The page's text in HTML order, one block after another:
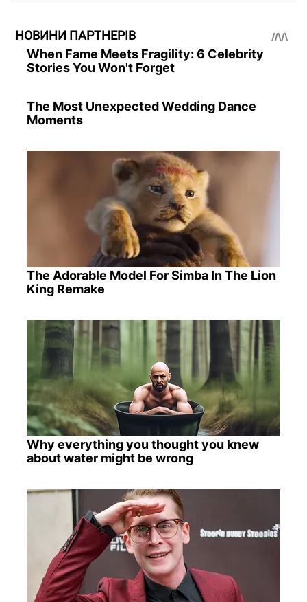
НОВИНИ ПАРТНЕРІВ
When Fame Meets Fragility: 6 Celebrity
Stories You Won't Forget
The Most Unexpected Wedding Dance
Moments
The Adorable Model For Simba In The Lion
King Remake
Why everything you thought you knew
about water might be wrong